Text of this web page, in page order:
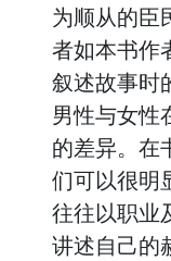
为顺从的臣
者如本书作
叙述故事时
男性与女性
的差异。在
们可以很明
往往以职业
讲述自己的